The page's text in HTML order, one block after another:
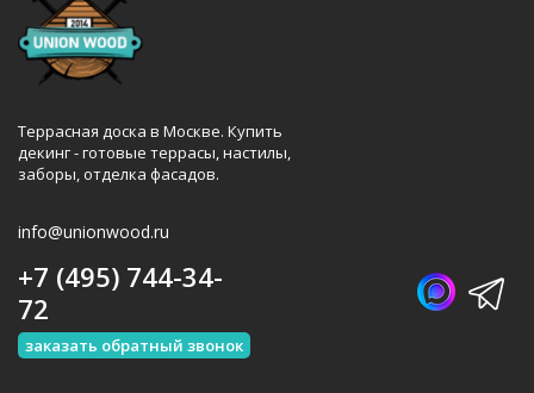
Террасная доска в Москве. Купить
декинг - готовые террасы, настилы,
заборы, отделка фасадов.
info@unionwood.ru
+7 (495) 744-34-
72
заказать обратный звонок